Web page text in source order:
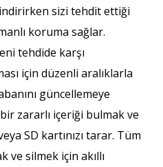
sizi tehdit ettiği
koruma sağlar.
tehdide karşı
için düzenli aralıklarla
güncellemeye
zararlı içeriği bulmak ve
SD kartınızı tarar. Tüm
ve silmek için akıllı